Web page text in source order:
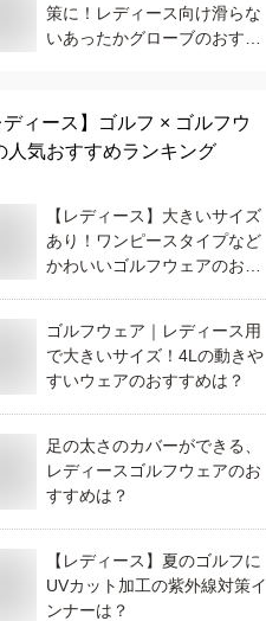
策に！レディース向け滑らな
いあったかグローブのおすす
ディース】
ゴルフ × ゴルフウ
人気おすすめランキング
【レディース】大きいサイズ
あり！ワンピースタイプなど
かわいいゴルフウェアのおす
ゴルフウェア｜レディース用
で大きいサイズ！4Lの動きや
すいウェアのおすすめは？
足の太さのカバーができる、
レディースゴルフウェアのお
すすめは？
【レディース】夏のゴルフに
UVカット加工の紫外線対策イ
ンナーは？